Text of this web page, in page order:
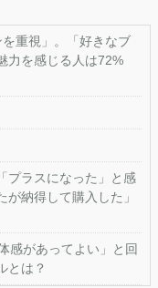
重視」。「好きなブ
力を感じる人は72%
プラスになった」と感
納得して購入した」
感があってよい」と回
とは？